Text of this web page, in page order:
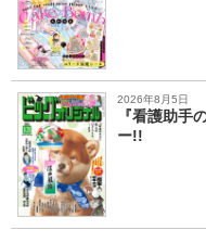
2026年8月5日
『看護助手
ー!!